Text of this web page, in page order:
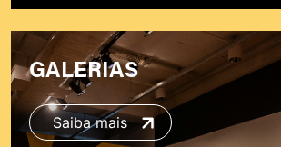
GALERIAS
Saiba mais